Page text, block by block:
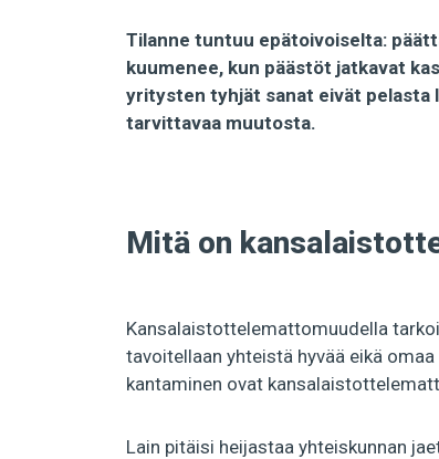
Tilanne tuntuu epätoivoiselta:
kuumenee, kun päästöt jatkavat
yritysten tyhjät sanat eivät pelasta
tarvittavaa muutosta.
Mitä on
Kansalaistottelemattomuudella
tavoitellaan yhteistä hyvää eikä
kantaminen ovat
Lain pitäisi heijastaa yhteiskunnan